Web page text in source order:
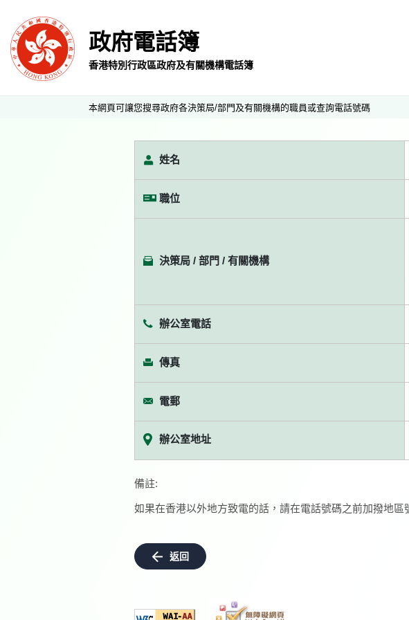
政府電話簿
香港特別行政區政府及有關機構電話簿
本網頁可讓您搜尋政府各決策局/部門及有關機構的職員或查詢電話號碼
姓名
職位
決策局 / 部門 / 有關機構
辦公室電話
傳真
電郵
辦公室地址
備註:
如果在香港以外地方致電的話，請在電話號碼之前加撥地區
返回